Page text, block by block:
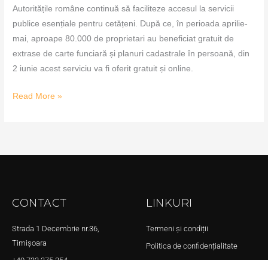
Autoritățile române continuă să faciliteze accesul la servicii
publice esențiale pentru cetățeni. După ce, în perioada aprilie-
mai, aproape 80.000 de proprietari au beneficiat gratuit de
extrase de carte funciară și planuri cadastrale în persoană, din
2 iunie acest serviciu va fi oferit gratuit și online.
Read More »
CONTACT
Strada 1 Decembrie nr.36,
Timișoara
LINKURI
Termeni și condiții
Politica de confidențialitate